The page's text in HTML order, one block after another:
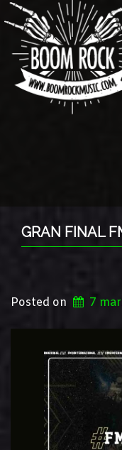
GRAN FINAL
Posted on 7